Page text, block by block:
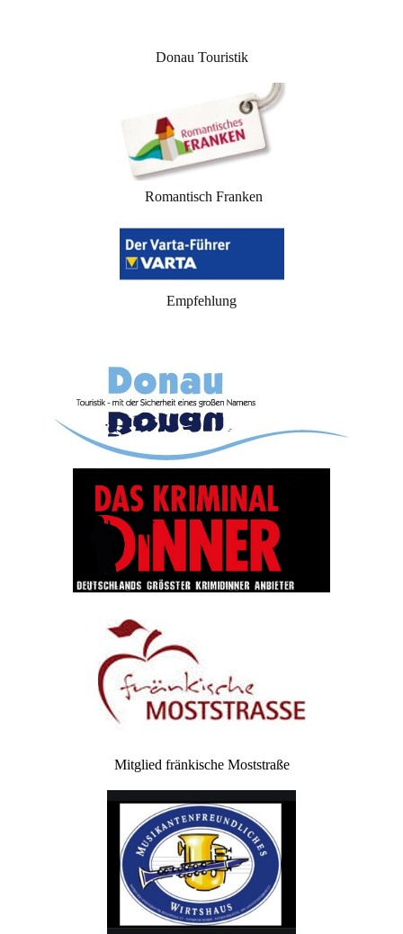
Donau Touristik
Romantisch Franken
Empfehlung
Mitglied fränkische Moststraße